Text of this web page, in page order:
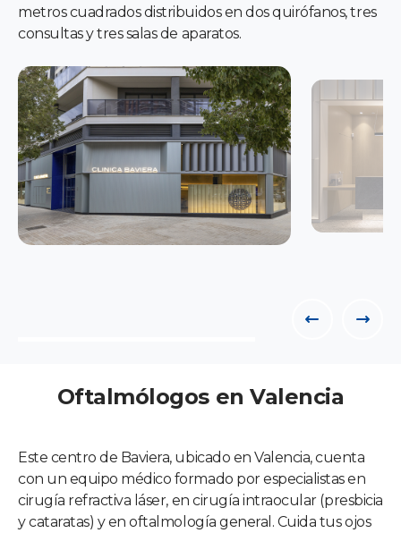
metros cuadrados distribuidos en dos quirófanos, tres
consultas y tres salas de aparatos.
Oftalmólogos en Valencia
Este centro de Baviera, ubicado en Valencia, cuenta
con un equipo médico formado por especialistas en
cirugía refractiva láser, en cirugía intraocular (presbicia
y cataratas) y en oftalmología general. Cuida tus ojos